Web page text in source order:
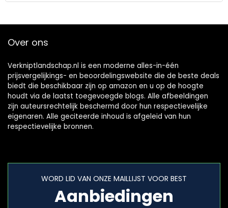
Over ons
Verkniptlandschap.nl is een moderne alles-in-één
prijsvergelijkings- en beoordelingswebsite die de beste deals
biedt die beschikbaar zijn op amazon en u op de hoogte
houdt via de laatst toegevoegde blogs. Alle afbeeldingen
zijn auteursrechtelijk beschermd door hun respectievelijke
eigenaren. Alle geciteerde inhoud is afgeleid van hun
respectievelijke bronnen.
WORD LID VAN ONZE MAILLIJST VOOR BEST
Aanbiedingen